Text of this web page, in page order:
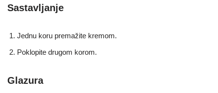
Sastavljanje
Jednu koru premažite kremom.
Poklopite drugom korom.
Glazura